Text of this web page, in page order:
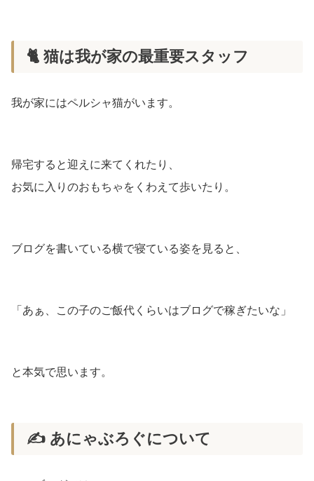
🐈 猫は我が家の最重要スタッフ
我が家にはペルシャ猫がいます。
帰宅すると迎えに来てくれたり、
お気に入りのおもちゃをくわえて歩いたり。
ブログを書いている横で寝ている姿を見ると、
「あぁ、この子のご飯代くらいはブログで稼ぎたいな」
と本気で思います。
✍️ あにゃぶろぐについて